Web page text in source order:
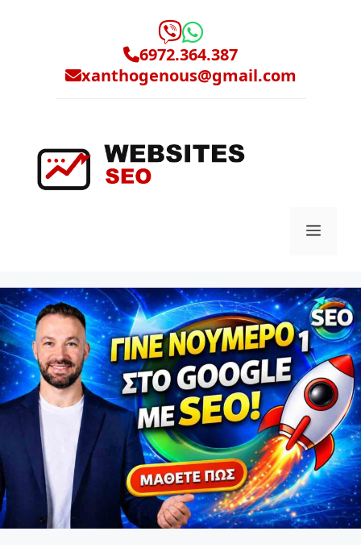
6972.364.387
xanthogenous@gmail.com